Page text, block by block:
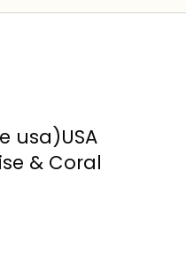
usa)USA
& Coral